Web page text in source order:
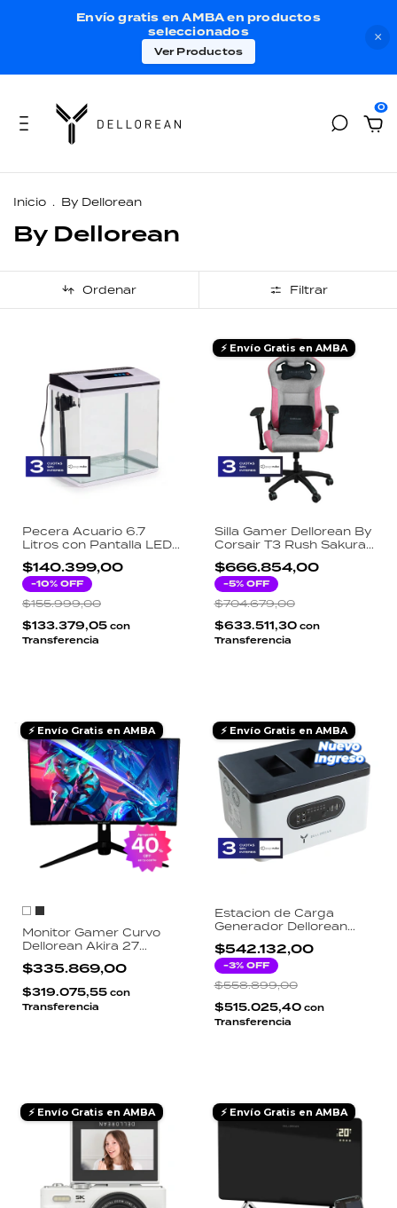
×
Envío gratis en AMBA en productos
seleccionados
Ver Productos
0
Inicio . By Dellorean
By Dellorean
Ordenar Filtrar
Pecera Acuario 6.7
Litros con Pantalla LED y
Sensor de Temperatura
$140.399,00
-10% OFF
$155.999,00
$133.379,05 con
Transferencia
⚡ Envío Gratis en AMBA
Silla Gamer Dellorean By
Corsair T3 Rush Sakura
Tela 4D Reclinable 120kg
- Gris y Rosa
$666.854,00
-5% OFF
$704.679,00
$633.511,30 con
Transferencia
⚡ Envío Gratis en AMBA
Monitor Gamer Curvo
Dellorean Akira 27
Pulgadas 165Hz 1ms Full
HD VA 1800R RGB
DisplayPort HDMI
$335.869,00
$319.075,55 con
Transferencia
⚡ Envío Gratis en AMBA
Estacion de Carga
Generador Dellorean
Station-DO2 500W
Portatil
$542.132,00
-3% OFF
$558.899,00
$515.025,40 con
Transferencia
⚡ Envío Gratis en AMBA ⚡ Envío Gratis en AMBA